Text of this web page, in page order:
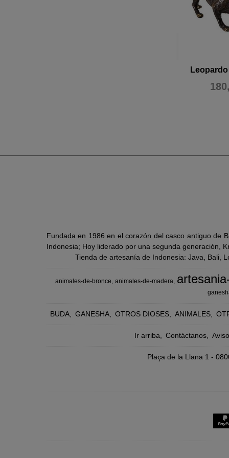
Fundada en 1986 en el corazón del casco antiguo de
Indonesia; Hoy liderado por una segunda generación,
Tienda de artesanía de Indonesia: Java, Bali,
animales-de-bronce animales-de-madera
BUDA GANESHA OTROS DIOSES ANIMALES
Ir arriba Contáctanos
Plaça de la Llana 1 -